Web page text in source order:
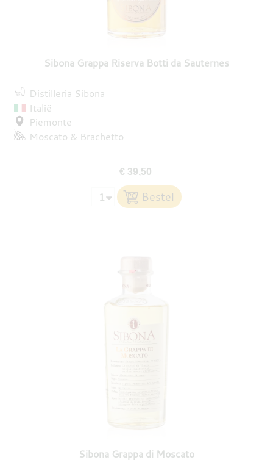
Sibona Grappa Riserva Botti da Sauternes
Distilleria Sibona
Italië
Piemonte
Moscato
Brachetto
€ 39,50
Sibona Grappa di Moscato